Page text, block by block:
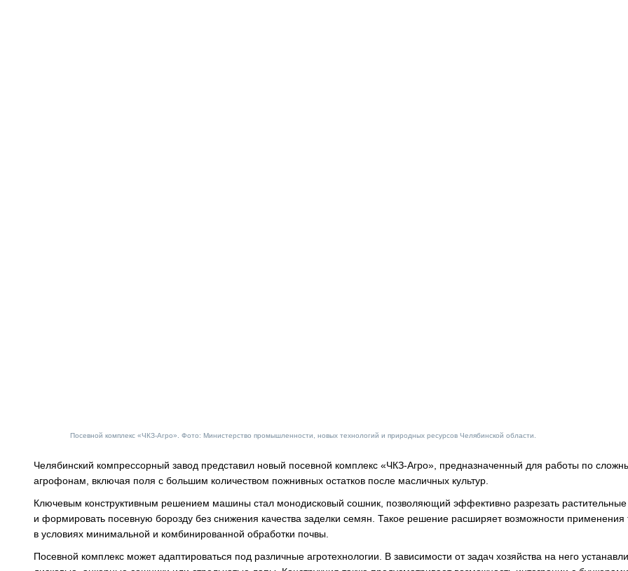
Посевной комплекс «ЧКЗ-Агро». Фото: Министерство промышленности, новых технологий и природных ресурсов Челябинской области.
Челябинский компрессорный завод представил новый посевной комплекс «ЧКЗ-Агро», предназначенный для работы по
агрофонам, включая поля с большим количеством пожнивных остатков после масличных культур.
Ключевым конструктивным решением машины стал монодисковый сошник, позволяющий эффективно разрезать растительные
и формировать посевную борозду без снижения качества заделки семян. Такое решение расширяет возможности применения
в условиях минимальной и комбинированной обработки почвы.
Посевной комплекс может адаптироваться под различные агротехнологии. В зависимости от задач хозяйства на него